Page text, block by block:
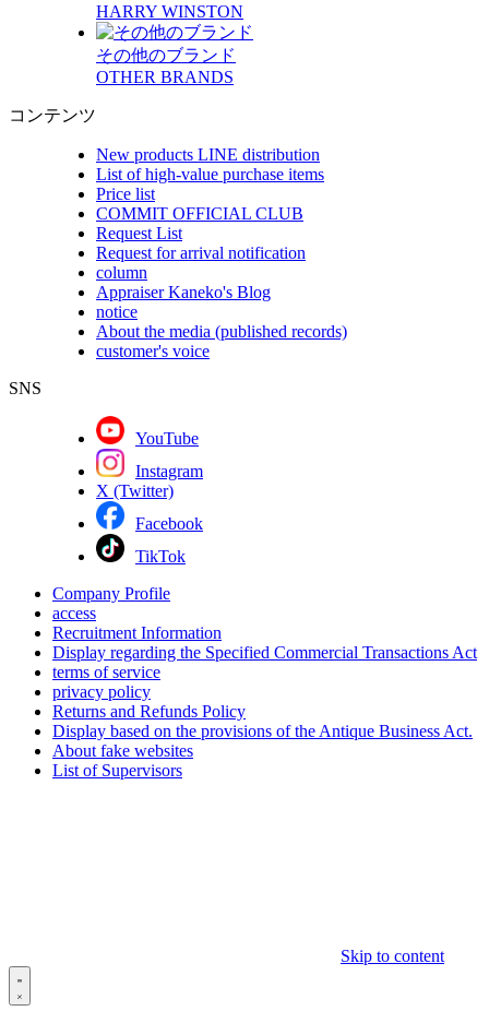
HARRY WINSTON
その他のブランド
OTHER BRANDS
コンテンツ
New products LINE distribution
List of high-value purchase items
Price list
COMMIT OFFICIAL CLUB
Request List
Request for arrival notification
column
Appraiser Kaneko's Blog
notice
About the media (published records)
customer's voice
SNS
YouTube
Instagram
X (Twitter)
Facebook
TikTok
Company Profile
access
Recruitment Information
Display regarding the Specified Commercial Transactions Act
terms of service
privacy policy
Returns and Refunds Policy
Display based on the provisions of the Antique Business Act.
About fake websites
List of Supervisors
Skip to content